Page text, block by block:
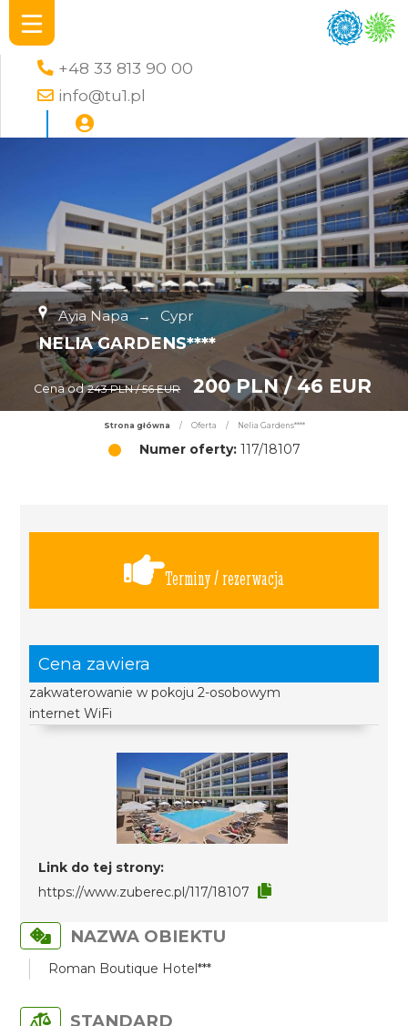
+48 33 813 90 00
info@tu1.pl
Ayia Napa → Cypr
NELIA GARDENS****
Cena od 243 PLN / 56 EUR 200 PLN / 46 EUR
Strona główna / Oferta / Nelia Gardens****
Numer oferty:117/18107
Terminy / rezerwacja
Cena zawiera
zakwaterowanie w pokoju 2-osobowym
internet WiFi
Link do tej strony:
https://www.zuberec.pl/117/18107
NAZWA OBIEKTU
Roman Boutique Hotel***
STANDARD